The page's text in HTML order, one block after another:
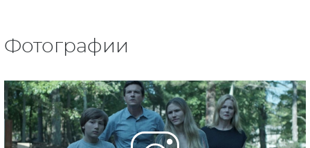
Фотографии